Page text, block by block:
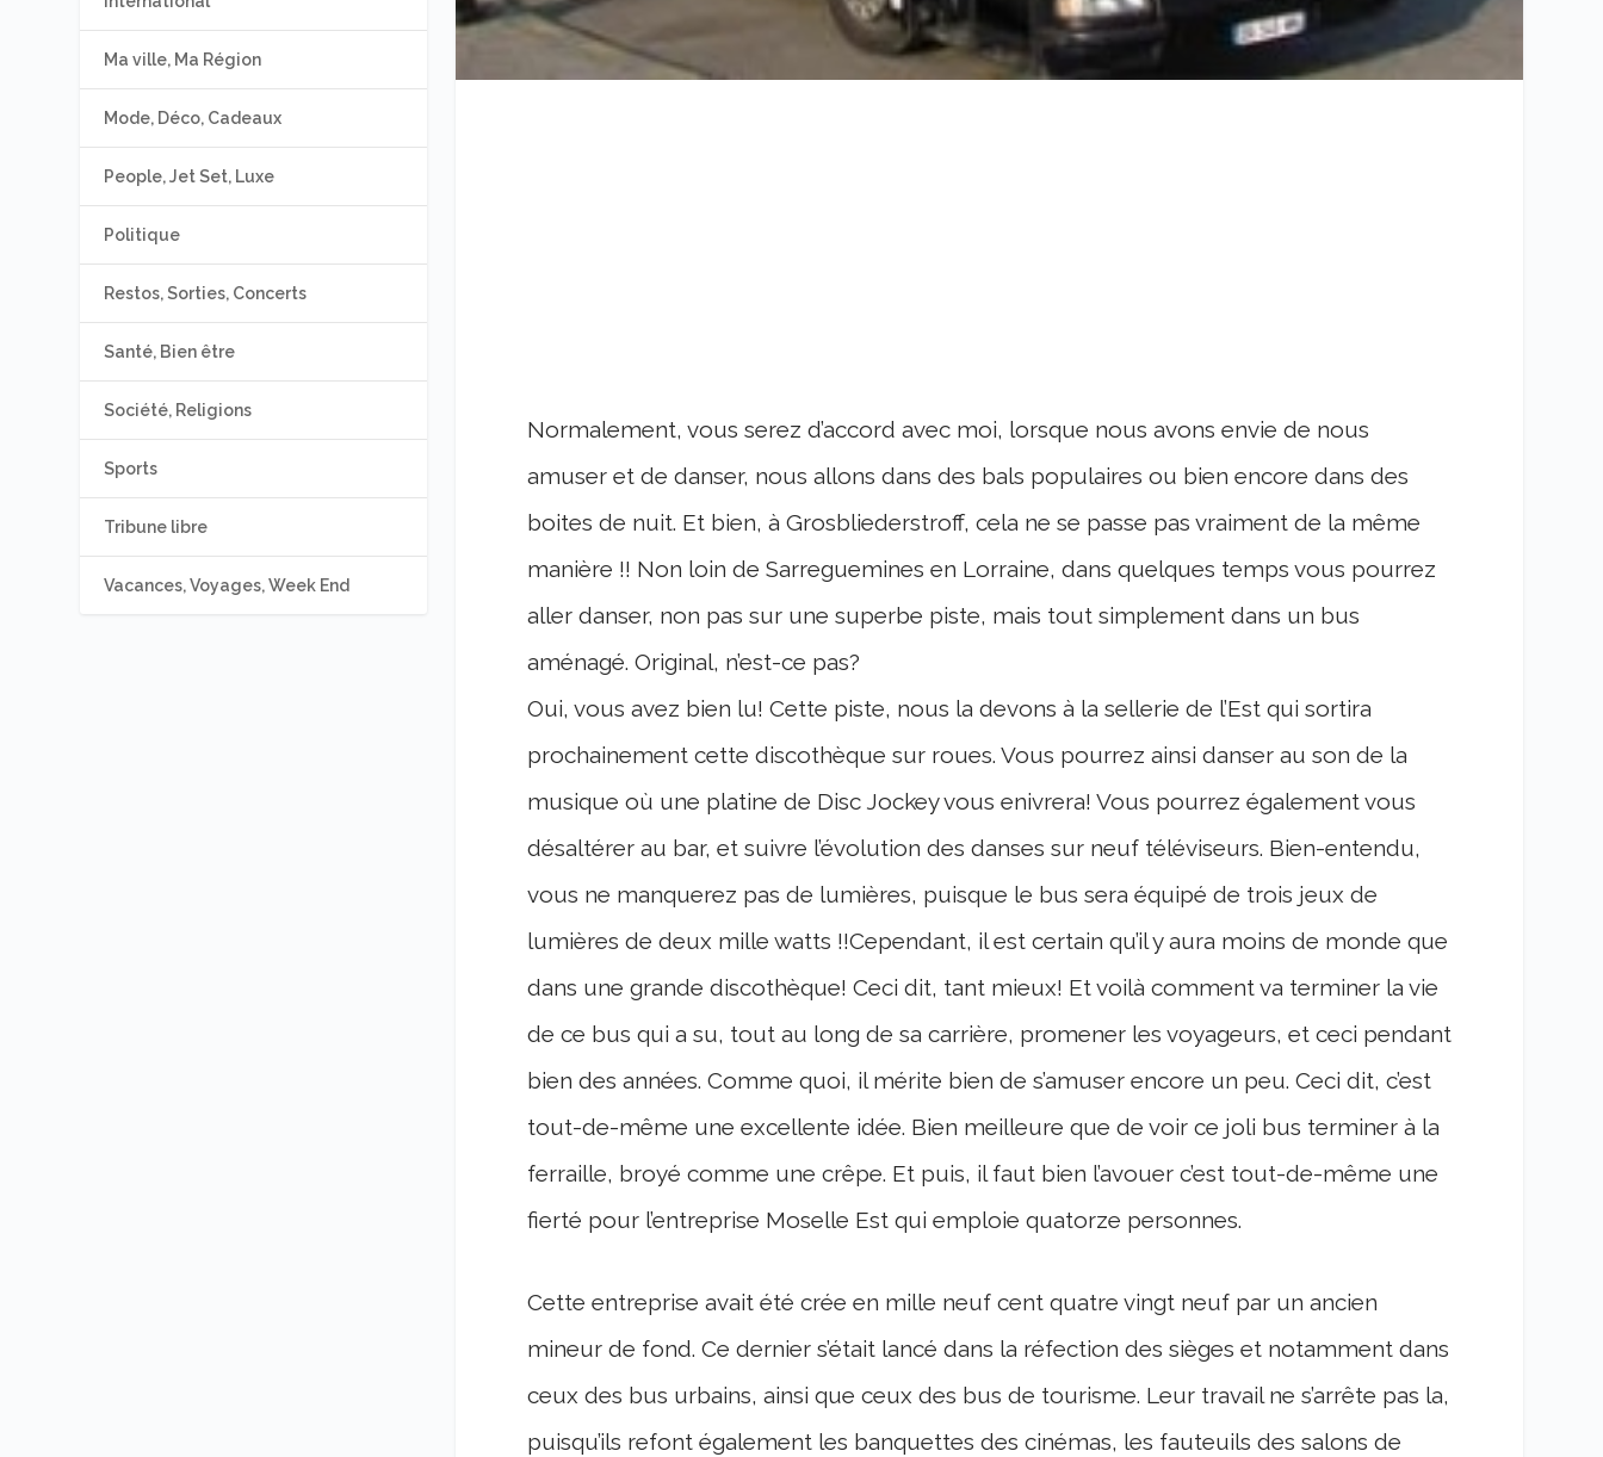
Normalement, vous serez d’accord avec moi, lorsque nous avons envie de nous
amuser et de danser, nous allons dans des bals populaires ou bien encore dans des
boites de nuit. Et bien, à Grosbliederstroff, cela ne se passe pas vraiment de la même
manière !! Non loin de Sarreguemines en Lorraine, dans quelques temps vous pourrez
aller danser, non pas sur une superbe piste, mais tout simplement dans un bus
aménagé. Original, n’est-ce pas?
Oui, vous avez bien lu! Cette piste, nous la devons à la sellerie de l’Est qui sortira
prochainement cette discothèque sur roues. Vous pourrez ainsi danser au son de la
musique où une platine de Disc Jockey vous enivrera! Vous pourrez également vous
désaltérer au bar, et suivre l’évolution des danses sur neuf téléviseurs. Bien-entendu,
vous ne manquerez pas de lumières, puisque le bus sera équipé de trois jeux de
lumières de deux mille watts !!Cependant, il est certain qu’il y aura moins de monde que
dans une grande discothèque! Ceci dit, tant mieux! Et voilà comment va terminer la vie
de ce bus qui a su, tout au long de sa carrière, promener les voyageurs, et ceci pendant
bien des années. Comme quoi, il mérite bien de s’amuser encore un peu. Ceci dit, c’est
tout-de-même une excellente idée. Bien meilleure que de voir ce joli bus terminer à la
ferraille, broyé comme une crêpe. Et puis, il faut bien l’avouer c’est tout-de-même une
fierté pour l’entreprise Moselle Est qui emploie quatorze personnes.
Cette entreprise avait été crée en mille neuf cent quatre vingt neuf par un ancien
mineur de fond. Ce dernier s’était lancé dans la réfection des sièges et notamment dans
ceux des bus urbains, ainsi que ceux des bus de tourisme. Leur travail ne s’arrête pas la,
puisqu’ils refont également les banquettes des cinémas, les fauteuils des salons de
Ma ville, Ma Région
Mode, Déco, Cadeaux
People, Jet Set, Luxe
Politique
Restos, Sorties, Concerts
Santé, Bien être
Société, Religions
Sports
Tribune libre
Vacances, Voyages, Week End